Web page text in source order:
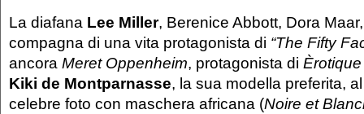
La diafana Lee Miller, Berenice Abbott, Dora
compagna di una vita protagonista di “The Fifty
ancora Meret Oppenheim, protagonista di
Kiki de Montparnasse, la sua modella preferita,
celebre foto con maschera africana (Noire et